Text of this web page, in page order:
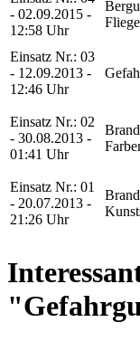
- 02.09.2015 -
12:58 Uhr
Einsatz Nr.: 03
- 12.09.2013 -
12:46 Uhr
Einsatz Nr.: 02
- 30.08.2013 -
01:41 Uhr
Brand
Einsatz Nr.: 01
- 20.07.2013 -
21:26 Uhr
Brand